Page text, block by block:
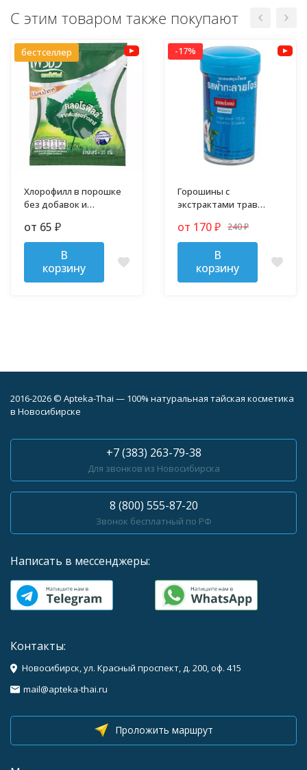
С этим товаром также покупают
бестселлер
Хлорофилл в порошке
без добавок и
от 65 ₽
В
корзину
-17%
Горошины с
экстрактами трав
простуды и кашля
от 170 ₽ 240₽
В
корзину
2016-2026 © Apteka-Thai — 100% натуральная тайская косметика
в Новосибирске
+7 (383) 263-79-38
Для звонков из Новосибирска
8 (800) 555-87-20
Звонок бесплатный по РФ
Написать в мессенджеры:
Контакты:
Новосибирск, ул. Красный проспект, д. 200, оф. 415
mail@apteka-thai.ru
Проложить маршрут